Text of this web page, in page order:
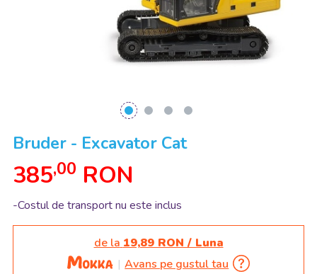
Bruder - Excavator Cat
385,00 RON
-Costul de transport nu este inclus
de la 19,89 RON / Luna
Avans pe gustul tau